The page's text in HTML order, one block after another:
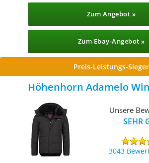
Zum Angebot »
Zum Ebay-Angebot »
Preis-Leistungs-Sieger
Höhenhorn Adamelo
Unsere
SEHR
3043